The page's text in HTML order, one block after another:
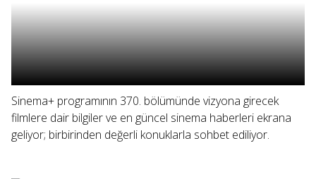
Sinema+ programının 370. bölümünde vizyona girecek
filmlere dair bilgiler ve en güncel sinema haberleri ekrana
geliyor; birbirinden değerli konuklarla sohbet ediliyor.